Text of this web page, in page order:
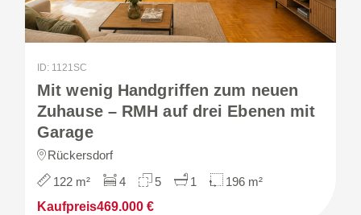
ID: 1121SC
Mit wenig Handgriffen zum neuen
Zuhause – RMH auf drei Ebenen mit
Garage
Rückersdorf
122 m²
4 5 1
196 m²
Kaufpreis469.000 €